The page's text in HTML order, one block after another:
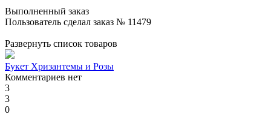
Выполненный заказ
Пользователь сделал заказ № 11479
Развернуть список товаров
Букет Хризантемы и Розы
Комментариев нет
3
3
0